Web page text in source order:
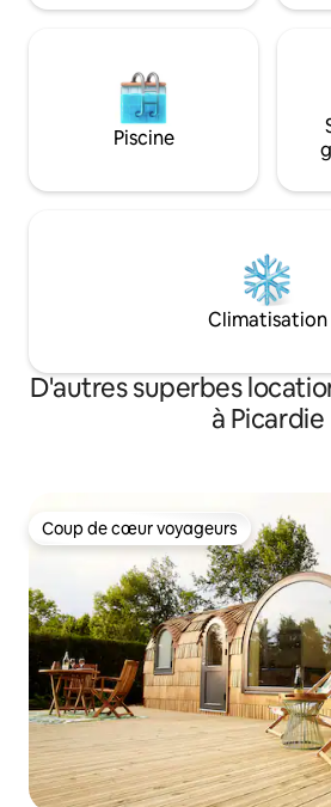
Piscine
Climatisation
D'autres superbes
à Picardie
Coup de cœur voyageurs
Coup de cœur voyageurs